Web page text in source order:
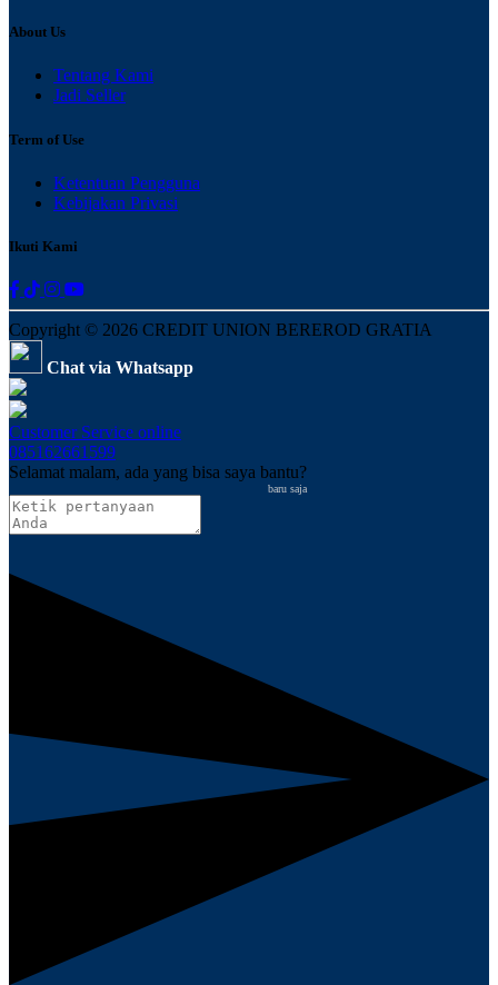
About Us
Tentang Kami
Jadi Seller
Term of Use
Ketentuan Pengguna
Kebijakan Privasi
Ikuti Kami
Copyright © 2026 CREDIT UNION BEREROD GRATIA
Chat via Whatsapp
Customer Service online
085162661599
Selamat malam, ada yang bisa saya bantu?
baru saja